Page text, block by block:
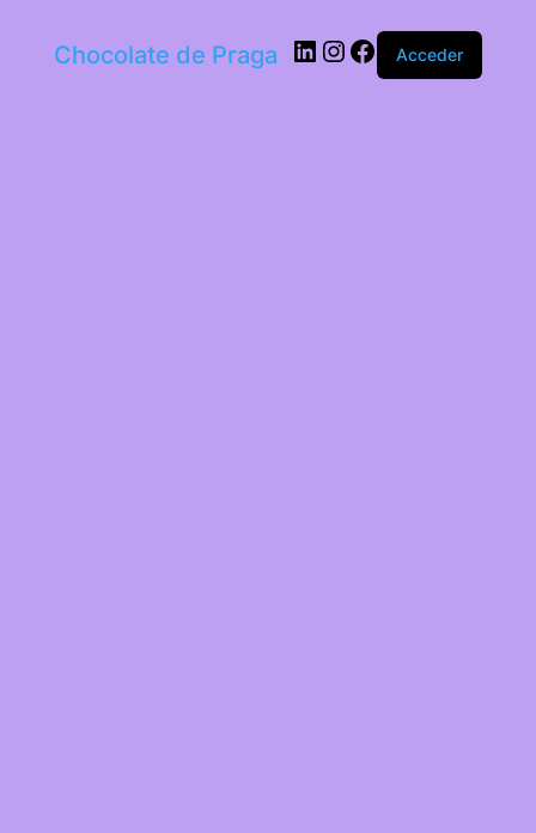
Chocolate de Praga LinkedInInstagram
Facebook
Acceder